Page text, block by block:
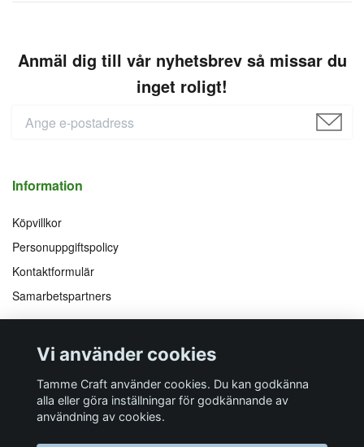
Anmäl dig till vår nyhetsbrev så missar du
inget roligt!
Information
Köpvillkor
Personuppgiftspolicy
Kontaktformulär
Samarbetspartners
Följ oss på
Facebook
Instagram
YouTube
Pinterest
Vi accepterar
Vi använder cookies
Tamme Craft använder cookies. Du kan godkänna
alla eller göra inställningar för godkännande av
användning av cookies.